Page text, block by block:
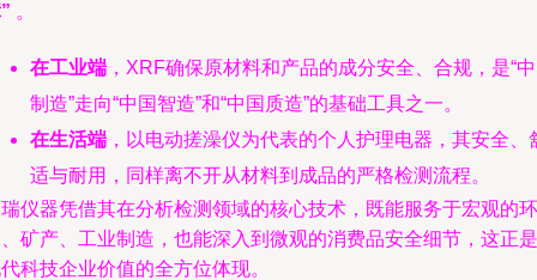
。
在工业端 ，XRF确保原材料和产品的成分安全、合规，是“
制造”走向“中国智造”和“中国质造”的基础工具之一。
在生活端 ，以电动搓澡仪为代表的个人护理电器，其安全、
适与耐用，同样离不开从材料到成品的严格检测流程。
仪器凭借其在分析检测领域的核心技术，既能服务于宏观的环
矿产、工业制造，也能深入到微观的消费品安全细节，这正是
科技企业价值的全方位体现。